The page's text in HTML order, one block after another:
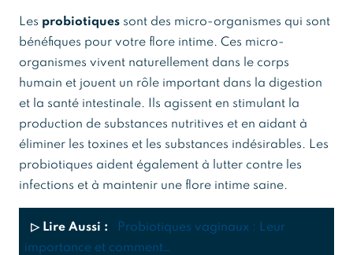
Les probiotiques sont des micro-organismes qui sont
bénéfiques pour votre flore intime. Ces micro-
organismes vivent naturellement dans le corps
humain et jouent un rôle important dans la digestion
et la santé intestinale. Ils agissent en stimulant la
production de substances nutritives et en aidant à
éliminer les toxines et les substances indésirables. Les
probiotiques aident également à lutter contre les
infections et à maintenir une flore intime saine.
▷ Lire Aussi :
Probiotiques vaginaux : Leur
importance et comment…